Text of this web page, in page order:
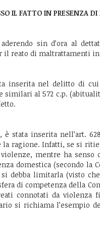
IL FATTO IN PRESENZA
sin d’ora al
il reato di maltrattamenti
inserita nel delitto di cui
similari al 572 c.p.
è stata inserita nell’art.
la ragione. Infatti, se si
mentre ha senso
domestica (secondo la
debba limitarla (visto
di competenza della
connotati da violenza
si richiama l’esempio